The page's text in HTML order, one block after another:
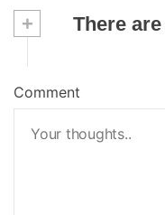
+ There
Comment